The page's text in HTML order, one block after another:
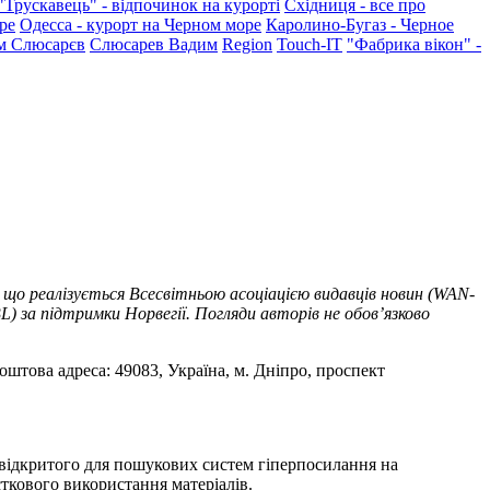
- відпочинок на курорті Східниця - все про
Одесса - курорт на Черном море Каролино-Бугаз - Черное
Слюсарєв Слюсарев Вадим Region Touch-IT "Фабрика вікон" -
Всесвітньою асоціацією видавців новин (WAN-
підтримки Норвегії. Погляди авторів не обов’язково
адреса: 49083, Україна, м. Дніпро, проспект
для пошукових систем гіперпосилання на
використання матеріалів.